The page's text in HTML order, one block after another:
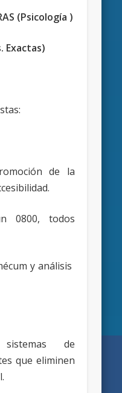
(Psicología )
Exactas)
de la
0800, todos
y análisis
de
que eliminen